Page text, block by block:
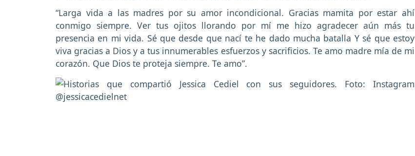
“Larga vida a las madres por su amor incondicional. Gracias mamita por estar ahí
conmigo siempre. Ver tus ojitos llorando por mí me hizo agradecer aún más tu
presencia en mi vida. Sé que desde que nací te he dado mucha batalla Y sé que estoy
viva gracias a Dios y a tus innumerables esfuerzos y sacrificios. Te amo madre mía de mi
corazón. Que Dios te proteja siempre. Te amo”.